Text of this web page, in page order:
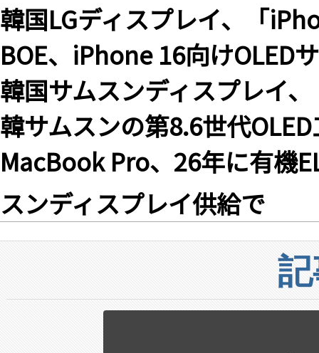
韓国LGディスプレイ、「
BOE、iPhone 16向けOLED
韓国サムスンディスプレイ
韓サムスンの第8.6世代
MacBook Pro、26年に有機
スンディスプレイ供給で